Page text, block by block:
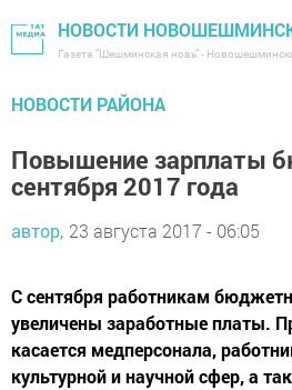
НОВОСТИ
Газета "Шешминская новь" -
НОВОСТИ РАЙОНА
Повышение зарплаты
сентября 2017 года
автор, 23 августа 2017 - 06:05
С сентября работникам
увеличены заработные платы.
касается медперсонала,
культурной и научной сфер, а